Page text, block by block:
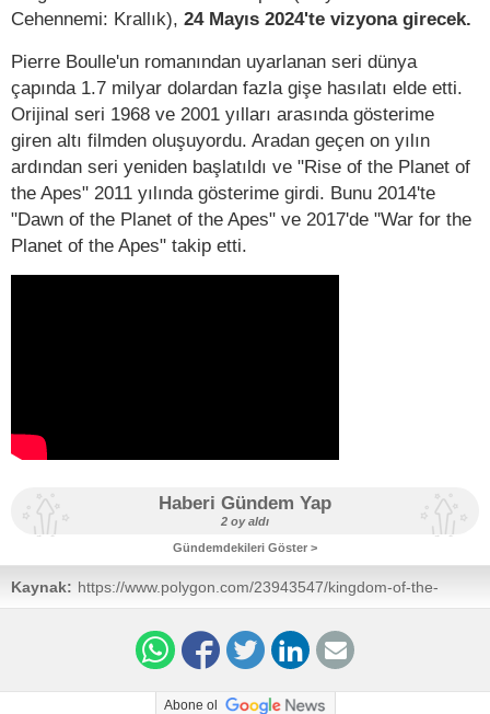
Cehennemi: Krallık), 24 Mayıs 2024'te vizyona girecek.
Pierre Boulle'un romanından uyarlanan seri dünya
çapında 1.7 milyar dolardan fazla gişe hasılatı elde etti.
Orijinal seri 1968 ve 2001 yılları arasında gösterime
giren altı filmden oluşuyordu. Aradan geçen on yılın
ardından seri yeniden başlatıldı ve "Rise of the Planet of
the Apes" 2011 yılında gösterime girdi. Bunu 2014'te
"Dawn of the Planet of the Apes" ve 2017'de "War for the
Planet of the Apes" takip etti.
Haberi Gündem Yap
2 oy aldı
Gündemdekileri Göster >
Kaynak: https://www.polygon.com/23943547/kingdom-of-the-
planet-of-the-apes-trailer-release-date-cast
Abone ol